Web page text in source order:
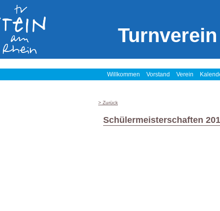
Willkommen Vorstand Verein
> Zurück
Schülermeisterschaften